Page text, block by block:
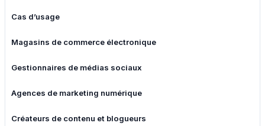
Cas d’usage
Magasins de commerce électronique
Gestionnaires de médias sociaux
Agences de marketing numérique
Créateurs de contenu et blogueurs